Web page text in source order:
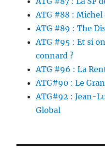
ATG #88 : Michel
ATG #89 : The
ATG #95 : Et si
connard ?
ATG #96 : La
ATG#90 : Le
ATG#92 : Jean-
Global